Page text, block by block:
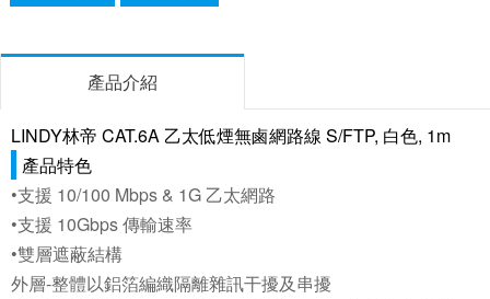
產品介紹
LINDY林帝 CAT.6A 乙太低煙無鹵網路線 S/FTP, 白色, 1m
產品特色
•支援 10/100 Mbps & 1G 乙太網路
•支援 10Gbps 傳輸速率
•雙層遮蔽結構
外層-整體以鋁箔編織隔離雜訊干擾及串擾